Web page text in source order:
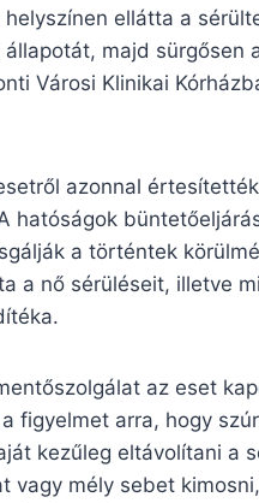
ellátta a
majd sürgősen
Városi Klinikai
azonnal
hatóságok
a történtek
a nő sérüléseit, illetve
az eset
figyelmet arra, hogy
kezűleg eltávolítani a
vagy mély sebet